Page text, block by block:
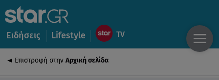
Ειδήσεις Lifestyle
Επιστροφή στην Αρχική σελίδα